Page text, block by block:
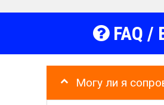
FAQ /
Могу ли я